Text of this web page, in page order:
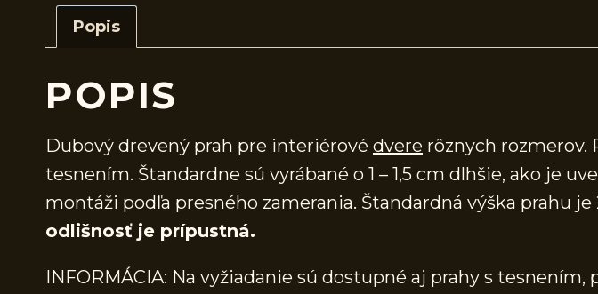
Popis
POPIS
Dubový drevený prah pre interiérové dvere rôznych rozmerov.
tesnením. Štandardne sú vyrábané o 1 – 1,5 cm dlhšie, ako je
montáži podľa presného zamerania. Štandardná výška prahu je
odlišnosť je prípustná.
INFORMÁCIA: Na vyžiadanie sú dostupné aj prahy s